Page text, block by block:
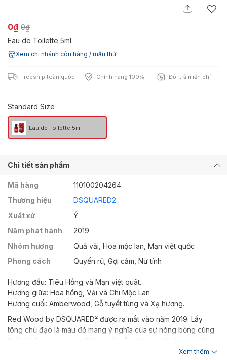
0₫ 0₫
Eau de Toilette 5ml
Xem chi nhánh còn hàng / mẫu thử
Freeship toàn quốc Chính hãng 100% Đổi trả miễn phí
Standard Size
Eau de Toilette 5ml
Chi tiết sản phẩm
Mã hàng
110100204264
Thương hiệu
DSQUARED2
Xuất xứ
Ý
Năm phát hành
2019
Nhóm hương
Quả vải, Hoa mộc lan, Mạn việt quốc
Phong cách
Quyến rũ, Gợi cảm, Nữ tính
Hương đầu: Tiêu Hồng và Mạn việt quât.
Hương giữa: Hoa hồng, Vải và Chi Mộc Lan
Hương cuối: Amberwood, Gỗ tuyết tùng và Xạ hương.
Red Wood by DSQUARED² được ra mắt vào năm 2019. Lấy
tông chủ đạo là màu đỏ mang ý nghĩa của sự nóng bỏng cùng
thiết kế đơn giản như một lọ thuốc sẵn sàng "chữa lành" những
Xem thêm